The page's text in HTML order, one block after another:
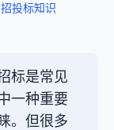
招投标知识
标是常见
一种重要
。但很多